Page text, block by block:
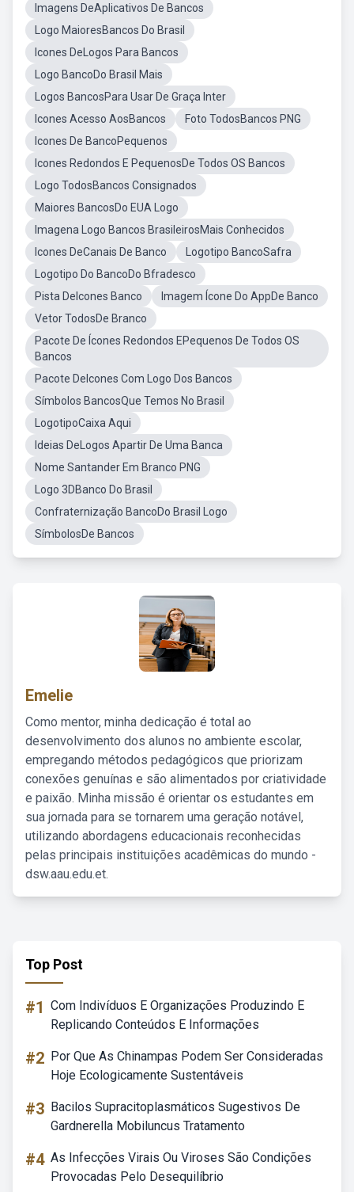
Imagens DeAplicativos De Bancos
Logo MaioresBancos Do Brasil
Icones DeLogos Para Bancos
Logo BancoDo Brasil Mais
Logos BancosPara Usar De Graça Inter
Icones Acesso AosBancos
Foto TodosBancos PNG
Icones De BancoPequenos
Icones Redondos E PequenosDe Todos OS Bancos
Logo TodosBancos Consignados
Maiores BancosDo EUA Logo
Imagena Logo Bancos BrasileirosMais Conhecidos
Icones DeCanais De Banco
Logotipo BancoSafra
Logotipo Do BancoDo Bfradesco
Pista DeIcones Banco
Imagem Ícone Do AppDe Banco
Vetor TodosDe Branco
Pacote De Ícones Redondos EPequenos De Todos OS
Bancos
Pacote DeIcones Com Logo Dos Bancos
Símbolos BancosQue Temos No Brasil
LogotipoCaixa Aqui
Ideias DeLogos Apartir De Uma Banca
Nome Santander Em Branco PNG
Logo 3DBanco Do Brasil
Confraternização BancoDo Brasil Logo
SímbolosDe Bancos
Emelie
Como mentor, minha dedicação é total ao
desenvolvimento dos alunos no ambiente escolar,
empregando métodos pedagógicos que priorizam
conexões genuínas e são alimentados por criatividade
e paixão. Minha missão é orientar os estudantes em
sua jornada para se tornarem uma geração notável,
utilizando abordagens educacionais reconhecidas
pelas principais instituições acadêmicas do mundo -
dsw.aau.edu.et.
Top Post
#1 Com Indivíduos E Organizações Produzindo E
Replicando Conteúdos E Informações
#2 Por Que As Chinampas Podem Ser Consideradas
Hoje Ecologicamente Sustentáveis
#3 Bacilos Supracitoplasmáticos Sugestivos De
Gardnerella Mobiluncus Tratamento
#4 As Infecções Virais Ou Viroses São Condições
Provocadas Pelo Desequilíbrio